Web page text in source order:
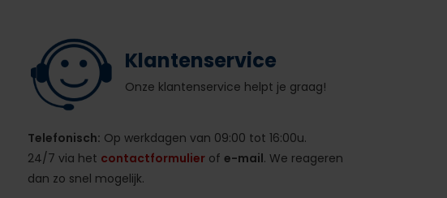
Klantenservice
Onze klantenservice helpt je graag!
Telefonisch: Op werkdagen van 09:00 tot 16:00u.
24/7 via het contactformulierof e-mail. We reageren
dan zo snel mogelijk.